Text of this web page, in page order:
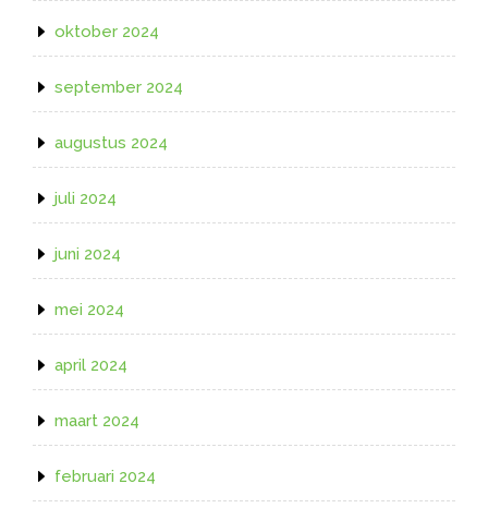
oktober 2024
september 2024
augustus 2024
juli 2024
juni 2024
mei 2024
april 2024
maart 2024
februari 2024